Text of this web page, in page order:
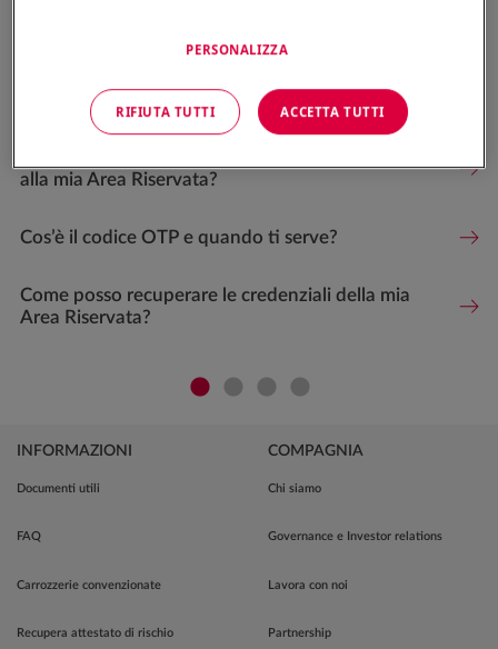
alla mia Area Riservata?
Cos’è il codice OTP e quando ti serve?
Come posso recuperare le credenziali della mia
Area Riservata?
INFORMAZIONI
Documenti utili
FAQ
Carrozzerie convenzionate
Recupera attestato di rischio
COMPAGNIA
Chi siamo
Governance e Investor relations
Lavora con noi
Partnership
PERSONALIZZA
RIFIUTA TUTTI ACCETTA TUTTI